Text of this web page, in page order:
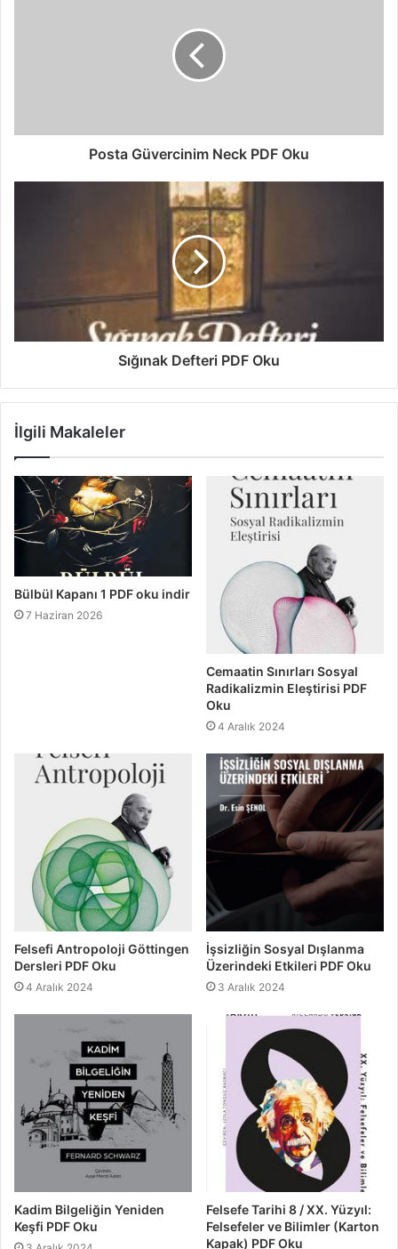
Posta Güvercinim Neck PDF Oku
Sığınak Defteri PDF Oku
İlgili Makaleler
Bülbül Kapanı 1 PDF oku indir
7 Haziran 2026
Cemaatin Sınırları Sosyal
Radikalizmin Eleştirisi PDF
Oku
4 Aralık 2024
Felsefi Antropoloji Göttingen
Dersleri PDF Oku
4 Aralık 2024
İşsizliğin Sosyal Dışlanma
Üzerindeki Etkileri PDF Oku
3 Aralık 2024
Kadim Bilgeliğin Yeniden
Keşfi PDF Oku
Felsefe Tarihi 8 / XX. Yüzyıl:
Felsefeler ve Bilimler (Karton
Kapak) PDF Oku